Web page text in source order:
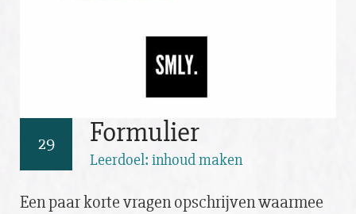
29 Formulier
Leerdoel: inhoud maken
Een paar korte vragen opschrijven waarmee